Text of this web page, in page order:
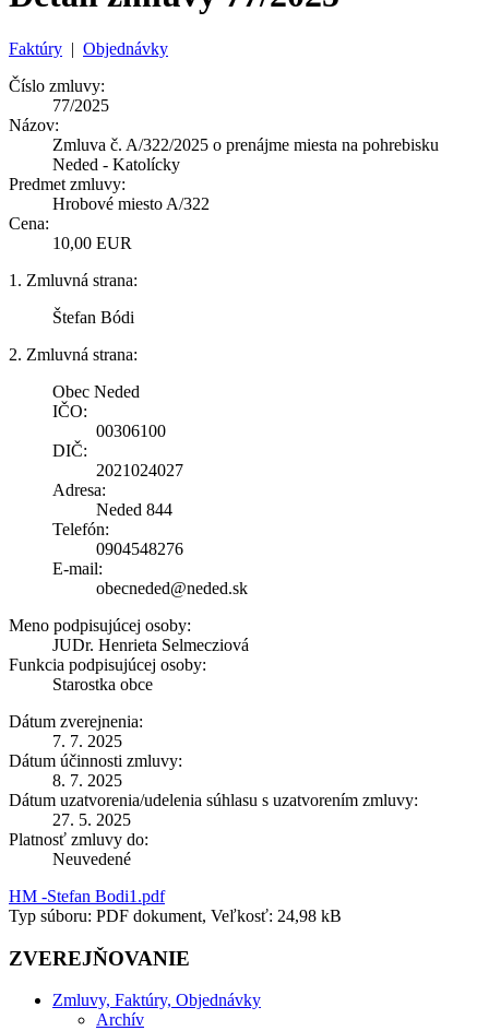
Faktúry | Objednávky
Číslo zmluvy:
77/2025
Názov:
Zmluva č. A/322/2025 o prenájme miesta na pohrebisku
Neded - Katolícky
Predmet zmluvy:
Hrobové miesto A/322
Cena:
10,00 EUR
1. Zmluvná strana:
Štefan Bódi
2. Zmluvná strana:
Obec Neded
IČO:
00306100
DIČ:
2021024027
Adresa:
Neded 844
Telefón:
0904548276
E-mail:
obecneded@neded.sk
Meno podpisujúcej osoby:
JUDr. Henrieta Selmecziová
Funkcia podpisujúcej osoby:
Starostka obce
Dátum zverejnenia:
7. 7. 2025
Dátum účinnosti zmluvy:
8. 7. 2025
Dátum uzatvorenia/udelenia súhlasu s uzatvorením zmluvy:
27. 5. 2025
Platnosť zmluvy do:
Neuvedené
HM -Stefan Bodi1.pdf
Typ súboru: PDF dokument, Veľkosť: 24,98 kB
ZVEREJŇOVANIE
Zmluvy, Faktúry, Objednávky
Archív